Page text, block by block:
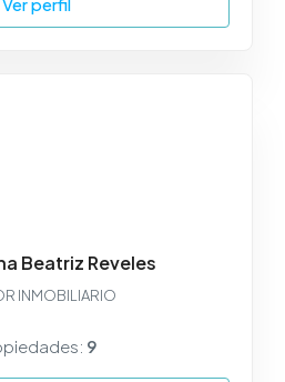
Beatriz Reveles
INMOBILIARIO
9